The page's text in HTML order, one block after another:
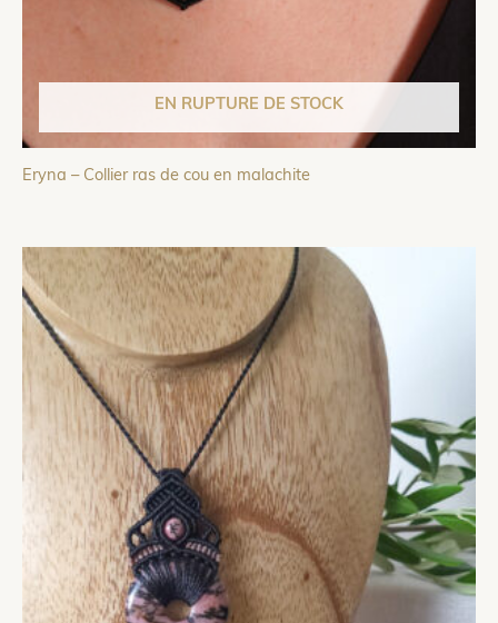
EN RUPTURE DE STOCK
Eryna – Collier ras de cou en malachite